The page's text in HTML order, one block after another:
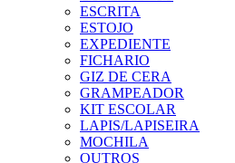
ESCRITA
ESTOJO
EXPEDIENTE
FICHARIO
GIZ DE CERA
GRAMPEADOR
KIT ESCOLAR
LAPIS/LAPISEIRA
MOCHILA
OUTROS